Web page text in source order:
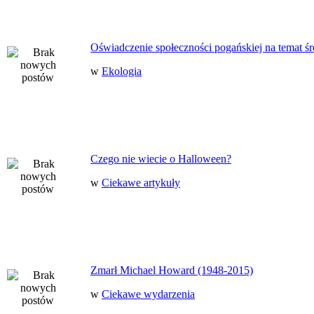
Oświadczenie społeczności pogańskiej na temat
w Ekologia
Czego nie wiecie o Halloween?
w Ciekawe artykuły
Zmarł Michael Howard (1948-2015)
w Ciekawe wydarzenia